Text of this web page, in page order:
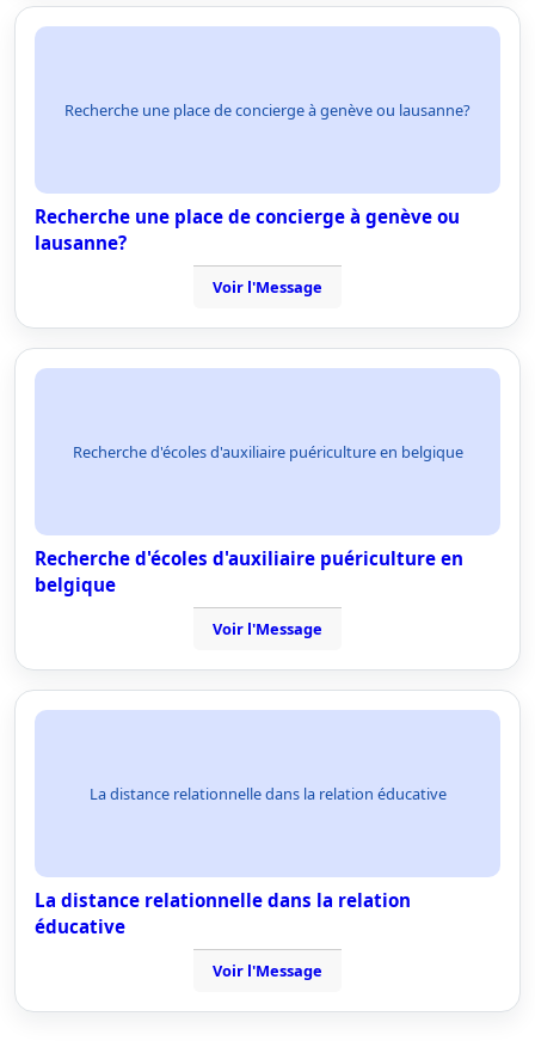
Recherche une place de concierge à genève ou lausanne?
Recherche une place de concierge à genève ou
lausanne?
Voir l'Message
Recherche d'écoles d'auxiliaire puériculture en belgique
Recherche d'écoles d'auxiliaire puériculture en
belgique
Voir l'Message
La distance relationnelle dans la relation éducative
La distance relationnelle dans la relation
éducative
Voir l'Message